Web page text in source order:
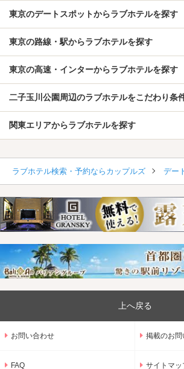
東京のデートスポットからラブホテルを探す
東京の路線・駅からラブホテルを探す
東京の高速・インターからラブホテルを探す
二子玉川公園周辺のラブホテルをこだわり条
関東エリアからラブホテルを探す
ラブホテル検索・予約ならカップルズ デー
上へ戻る
お問い合わせ 掲載のお問
FAQ サイトマッ